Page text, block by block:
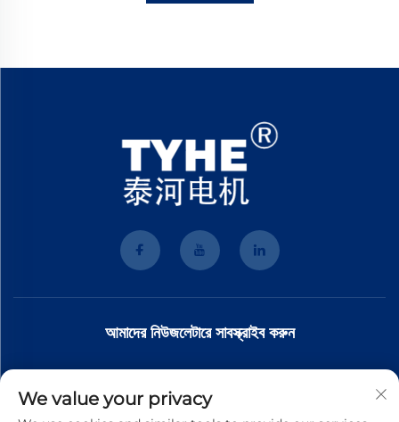
আমাদের নিউজলেটারে সাবস্ক্রাইব করুন
We value your privacy